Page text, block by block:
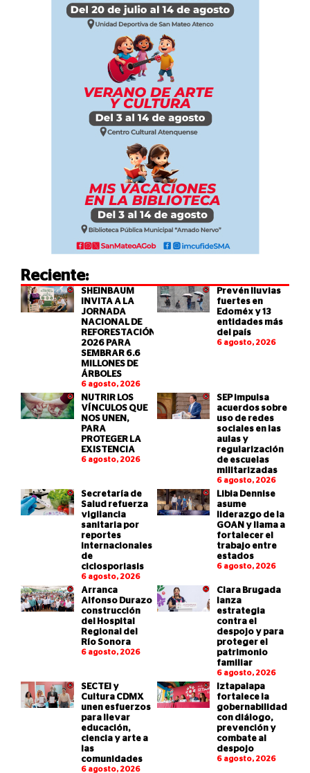
Reciente:
SHEINBAUM
INVITA A LA
JORNADA
NACIONAL DE
REFORESTACIÓN
2026 PARA
SEMBRAR 6.6
MILLONES DE
ÁRBOLES
6 agosto, 2026
Prevén lluvias
fuertes en
Edoméx y 13
entidades más
del país
6 agosto, 2026
NUTRIR LOS
VÍNCULOS QUE
NOS UNEN,
PARA
PROTEGER LA
EXISTENCIA
6 agosto, 2026
SEP impulsa
acuerdos sobre
uso de redes
sociales en las
aulas y
regularización
de escuelas
militarizadas
6 agosto, 2026
Secretaría de
Salud refuerza
vigilancia
sanitaria por
reportes
internacionales
de
ciclosporiasis
6 agosto, 2026
Libia Dennise
asume
liderazgo de la
GOAN y llama a
fortalecer el
trabajo entre
estados
6 agosto, 2026
Arranca
Alfonso Durazo
construcción
del Hospital
Regional del
Río Sonora
6 agosto, 2026
Clara Brugada
lanza
estrategia
contra el
despojo y para
proteger el
patrimonio
familiar
6 agosto, 2026
SECTEI y
Cultura CDMX
unen esfuerzos
para llevar
educación,
ciencia y arte a
las
comunidades
6 agosto, 2026
Iztapalapa
fortalece la
gobernabilidad
con diálogo,
prevención y
combate al
despojo
6 agosto, 2026